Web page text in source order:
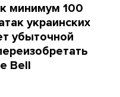
минимум 100
украинских
убыточной
Bell